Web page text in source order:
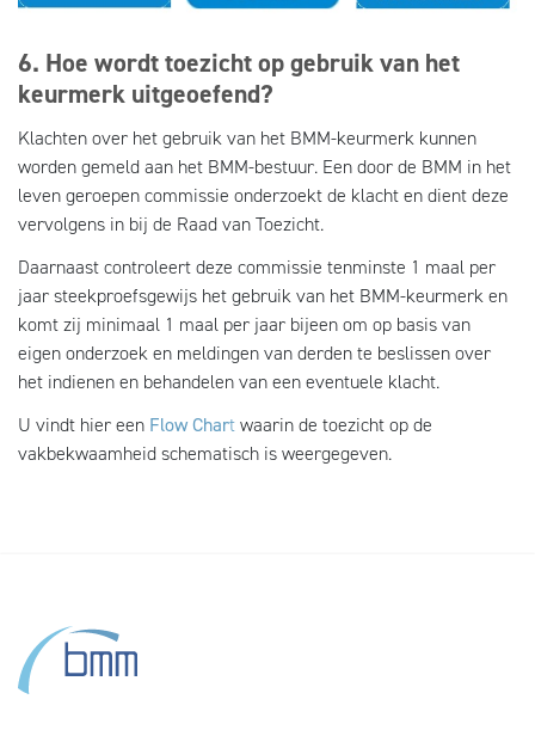
6. Hoe wordt toezicht op gebruik van het
keurmerk uitgeoefend?
Klachten over het gebruik van het BMM-keurmerk kunnen
worden gemeld aan het BMM-bestuur. Een door de BMM in het
leven geroepen commissie onderzoekt de klacht en dient deze
vervolgens in bij de Raad van Toezicht.
Daarnaast controleert deze commissie tenminste 1 maal per
jaar steekproefsgewijs het gebruik van het BMM-keurmerk en
komt zij minimaal 1 maal per jaar bijeen om op basis van
eigen onderzoek en meldingen van derden te beslissen over
het indienen en behandelen van een eventuele klacht.
U vindt hier een Flow Chartwaarin de toezicht op de
vakbekwaamheid schematisch is weergegeven.